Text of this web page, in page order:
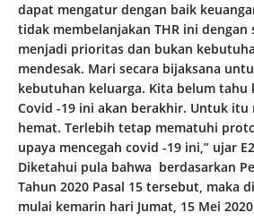
dapat mengatur dengan baik
tidak membelanjakan THR ini
menjadi prioritas dan bukan
mendesak. Mari secara bijaksana
kebutuhan keluarga. Kita belum tahu
Covid -19 ini akan berakhir. Untuk
hemat. Terlebih tetap mematuhi
upaya mencegah covid -19 ini,” ujar
Diketahui pula bahwa berdasarkan
Tahun 2020 Pasal 15 tersebut, maka
mulai kemarin hari Jumat, 15 Mei 2020